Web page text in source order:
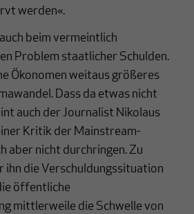
werden«.
beim vermeintlich
Problem staatlicher Schulden.
Ökonomen weitaus größeres
Dass da etwas nicht
auch der Journalist Nikolaus
Kritik der Mainstream-
aber nicht durchringen. Zu
ihn die Verschuldungssituation
öffentliche
mittlerweile die Schwelle von